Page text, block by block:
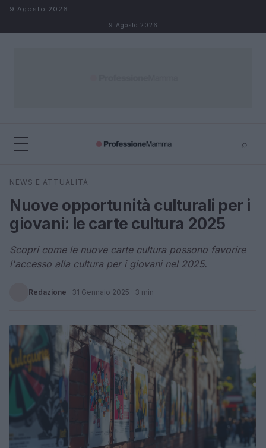
Salta al contenuto
9 Agosto 2026
9 Agosto 2026
⌕
Cerca
NEWS E ATTUALITÀ
Nuove opportunità culturali per i
giovani: le carte cultura 2025
Scopri come le nuove carte cultura possono favorire
l'accesso alla cultura per i giovani nel 2025.
Redazione · 31 Gennaio 2025 · 3 min